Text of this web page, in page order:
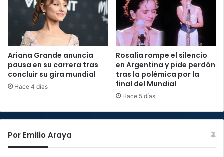
Ariana Grande anuncia
pausa en su carrera tras
concluir su gira mundial
Hace 4 días
Rosalía rompe el silencio
en Argentina y pide perdón
tras la polémica por la
final del Mundial
Hace 5 días
Por Emilio Araya